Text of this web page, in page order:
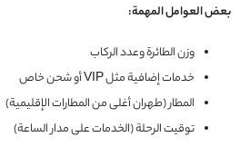
بعض العوامل المهمة:
وزن الطائرة وعدد الركاب
خدمات إضافية مثل VIP أو شحن خاص
المطار (طهران أغلى من المطارات الإقليمية)
توقيت الرحلة (الخدمات على مدار الساعة)